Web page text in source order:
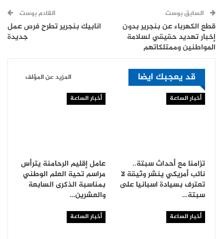
السابق بوست
قطع الكهرباء عن بنجرير بدون
إخبار تهديد حقيقي لسلامة
المواطنين وممتلكاتهم
القادم بوست
انابيك بنجرير تطرح فرص عمل
جديدة
قد يعجبك ايضا المزيد عن المؤلف
أخبار الساعة
تزامنا مع أحداث سبتة..
نائب أمريكي ينشر وثيقة لا
تعترف بسيادة اسبانيا على
سبتة…
أخبار الساعة
عامل إقليم الرحامنة يترأس
مراسم تحية العلم الوطني
بمناسبة الذكرى السابعة
والعشرين…
أخبار الساعة أخبار الساعة